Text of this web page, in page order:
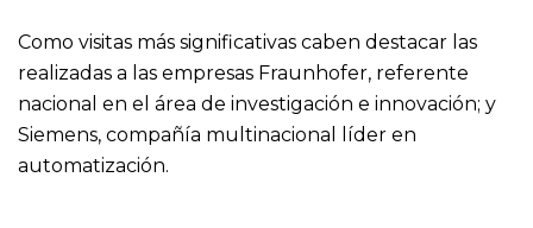
Como visitas más significativas caben destacar las
realizadas a las empresas Fraunhofer, referente
nacional en el área de investigación e innovación; y
Siemens, compañía multinacional líder en
automatización.